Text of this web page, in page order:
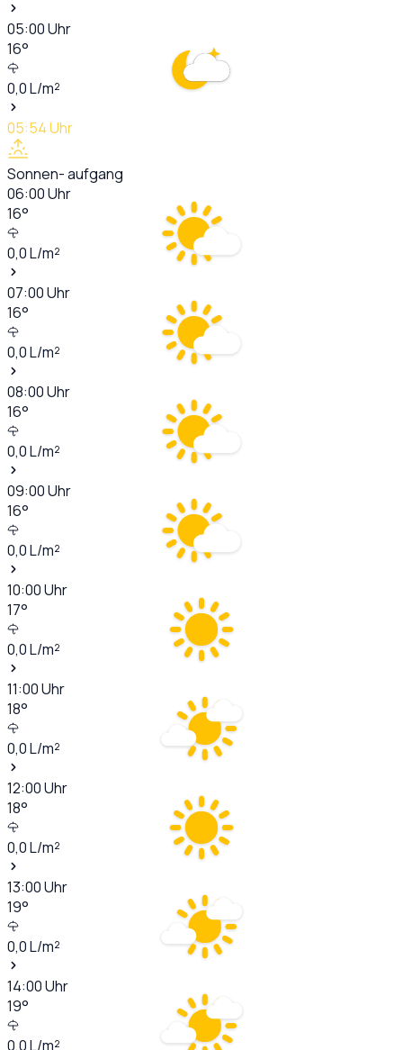
05:00Uhr
16°
0,0L/m²
05:54Uhr
Sonnen- aufgang
06:00Uhr
16°
0,0L/m²
07:00Uhr
16°
0,0L/m²
08:00Uhr
16°
0,0L/m²
09:00Uhr
16°
0,0L/m²
10:00Uhr
17°
0,0L/m²
11:00Uhr
18°
0,0L/m²
12:00Uhr
18°
0,0L/m²
13:00Uhr
19°
0,0L/m²
14:00Uhr
19°
0,0L/m²